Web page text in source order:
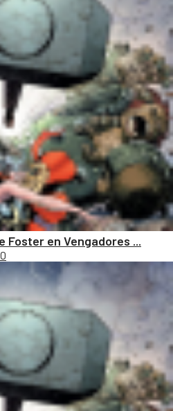
Foster en Vengadores ...